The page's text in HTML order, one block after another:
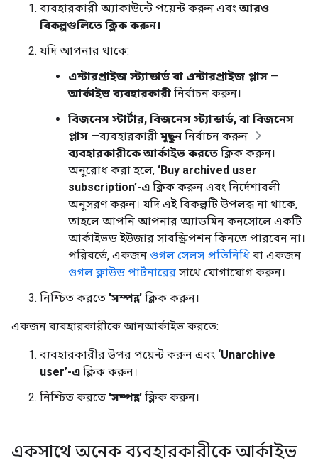
ব্যবহারকারী অ্যাকাউন্টে পয়েন্ট করুন এবংআরও
বিকল্পগুলিতে ক্লিক করুন।
যদি আপনার থাকে:
এন্টারপ্রাইজ স্ট্যান্ডার্ড বা এন্টারপ্রাইজ প্লাস —
আর্কাইভ ব্যবহারকারী নির্বাচন করুন।
বিজনেস স্টার্টার, বিজনেস স্ট্যান্ডার্ড, বা বিজনেস
প্লাস —ব্যবহারকারী মুছুন নির্বাচন করুন
ব্যবহারকারীকে আর্কাইভ করতে ক্লিক করুন।
অনুরোধ করা হলে, ‘Buy archived user
subscription’-এ ক্লিক করুন এবং নির্দেশাবলী
অনুসরণ করুন। যদি এই বিকল্পটি উপলব্ধ না থাকে,
তাহলে আপনি আপনার অ্যাডমিন কনসোলে একটি
আর্কাইভড ইউজার সাবস্ক্রিপশন কিনতে পারবেন না।
পরিবর্তে, একজন গুগল সেলস প্রতিনিধি বা একজন
গুগল ক্লাউড পার্টনারের সাথে যোগাযোগ করুন।
নিশ্চিত করতে 'সম্পন্ন' ক্লিক করুন।
একজন ব্যবহারকারীকে আনআর্কাইভ করতে:
ব্যবহারকারীর উপর পয়েন্ট করুন এবং ‘Unarchive
user’-এ ক্লিক করুন।
নিশ্চিত করতে 'সম্পন্ন' ক্লিক করুন।
একসাথে অনেক ব্যবহারকারীকে আর্কাইভ